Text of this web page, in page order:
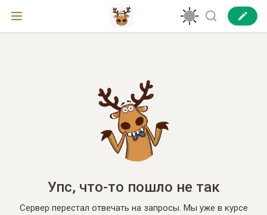
Упс, что-то пошло не так
Сервер перестал отвечать на запросы. Мы уже в курсе